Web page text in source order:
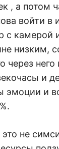
, а потом
войти в
с камерой
низким,
через
и
эмоции и
не